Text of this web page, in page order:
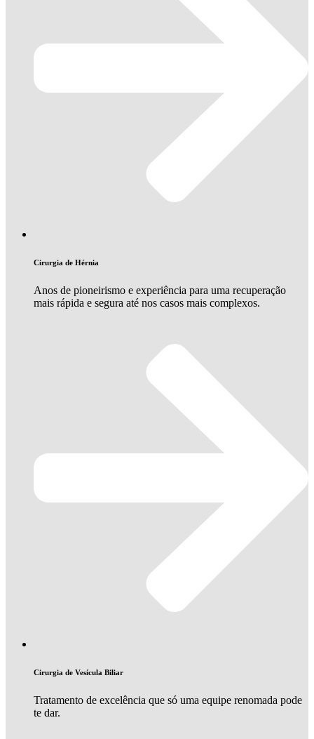
Cirurgia de Hérnia
Anos de pioneirismo e experiência para uma recuperação
mais rápida e segura até nos casos mais complexos.
Cirurgia de Vesícula Biliar
Tratamento de excelência que só uma equipe renomada pode
te dar.